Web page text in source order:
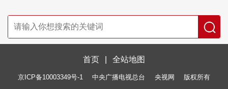
首页 全站地图
京ICP备10003349号-1 中央广播电视总台 央视网 版权所有